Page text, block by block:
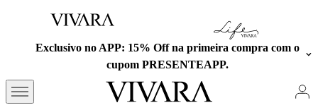
Exclusivo no APP: 15% Off na primeira compra com o
cupom PRESENTEAPP.